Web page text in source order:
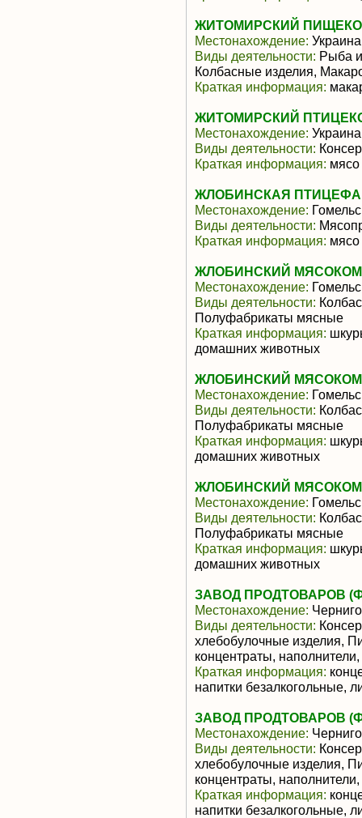
ЖИТОМИРСКИЙ
Местонахождение: Украина
Виды деятельности: Рыба
Колбасные изделия,
Краткая информация:
ЖИТОМИРСКИЙ
Местонахождение: Украина
Виды деятельности:
Краткая информация:
ЖЛОБИНСКАЯ
Местонахождение:
Виды деятельности:
Краткая информация:
ЖЛОБИНСКИЙ
Местонахождение:
Виды деятельности:
Полуфабрикаты мясные
Краткая информация:
домашних животных
ЖЛОБИНСКИЙ
Местонахождение:
Виды деятельности:
Полуфабрикаты мясные
Краткая информация:
домашних животных
ЖЛОБИНСКИЙ
Местонахождение:
Виды деятельности:
Полуфабрикаты мясные
Краткая информация:
домашних животных
ЗАВОД ПРОДТОВАРОВ
Местонахождение:
Виды деятельности:
хлебобулочные изделия,
концентраты,
Краткая информация:
напитки безалкогольные,
ЗАВОД ПРОДТОВАРОВ
Местонахождение:
Виды деятельности:
хлебобулочные изделия,
концентраты,
Краткая информация:
напитки безалкогольные,